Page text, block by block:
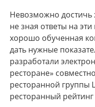
Невозможно
не зная ответы на
хорошо обученная
дать нужные
разработали
ресторане»
ресторанной группы
ресторанный рейтинг